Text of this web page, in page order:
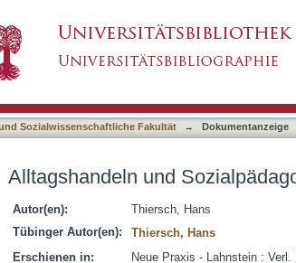
Sozialwissenschaftliche Fakultät → Dokumentanzeige
Alltagshandeln und
Autor(en):
Thiersch, Hans
Tübinger Autor(en):
Thiersch, Hans
Erschienen in:
Neue Praxis - Lahnstein :